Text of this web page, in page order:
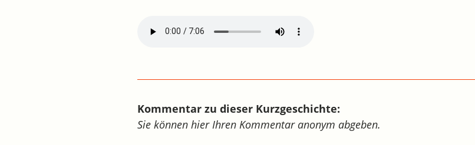
Kommentar zu dieser Kurzgeschichte:
Sie können hier Ihren Kommentar anonym abgeben.